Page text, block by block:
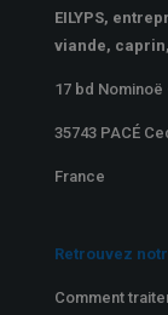
EILYPS,
viande,
17 bd Nominoë
35743 PACÉ
France
Retrouvez
Comment